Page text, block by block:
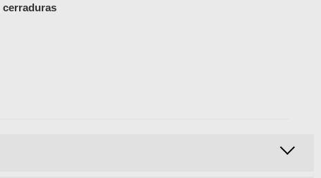
cerraduras